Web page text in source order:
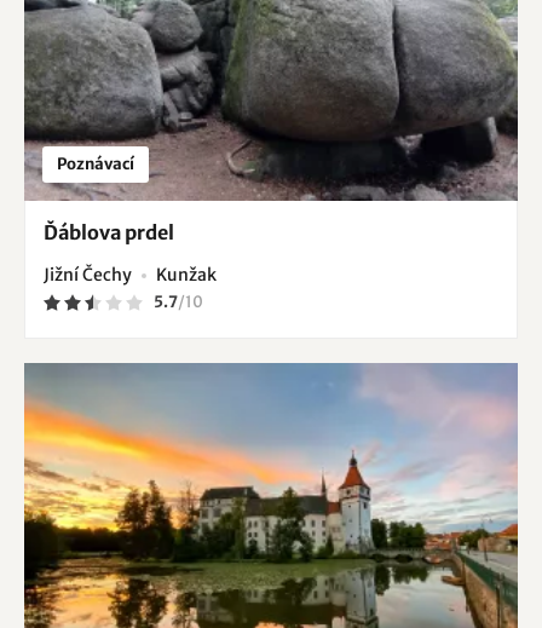
Poznávací
Ďáblova prdel
Jižní Čechy Kunžak
5.7/10